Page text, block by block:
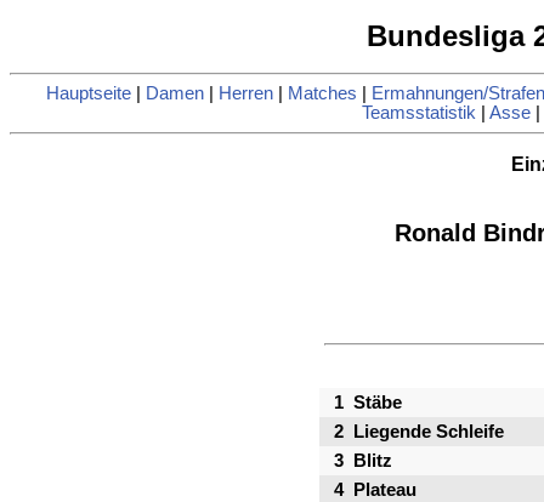
Bundesliga
Hauptseite| Damen| Herren| Matches
Ermahnungen/Strafen
Teamsstatistik
Asse
Ronald
1 Stäbe
2
Liegende Schleife
3
Blitz
4
Plateau